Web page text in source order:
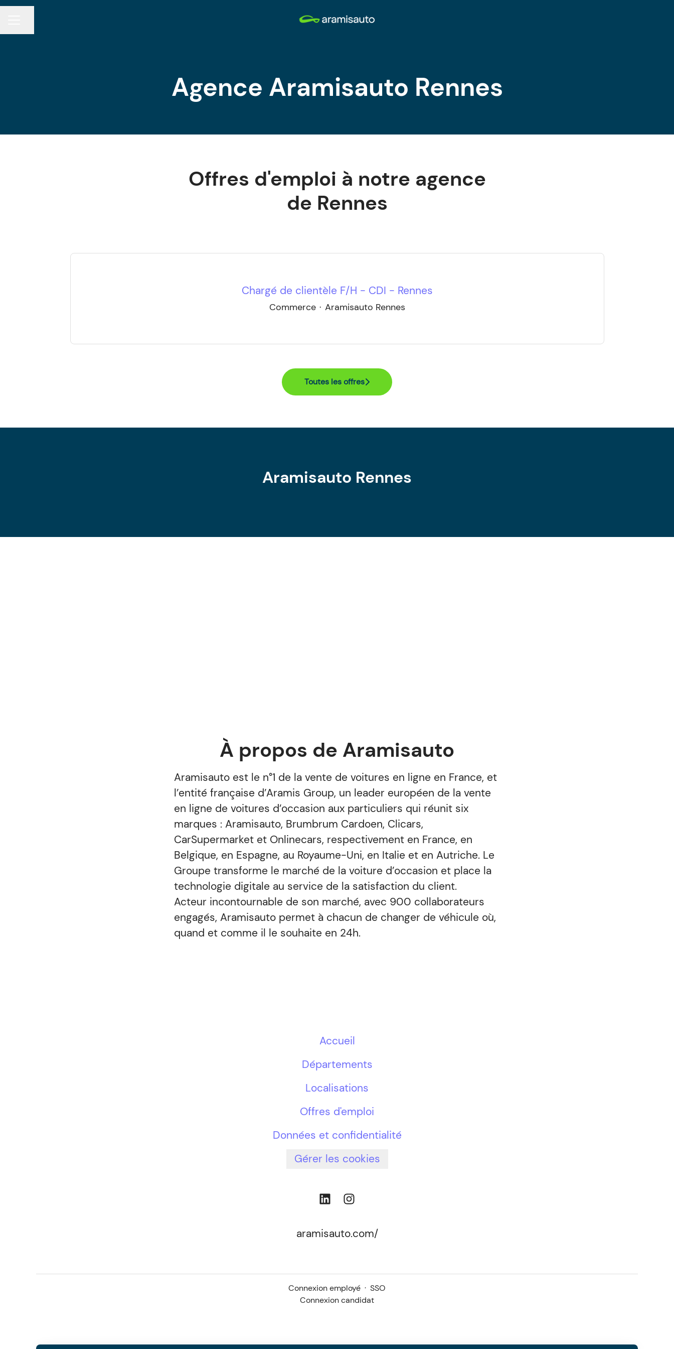
Agence Aramisauto Rennes
Offres d'emploi à notre agence
de Rennes
Chargé de clientèle F/H - CDI - Rennes
Commerce · Aramisauto Rennes
Toutes les offres
Aramisauto Rennes
À propos de Aramisauto
Aramisauto est le n°1 de la vente de voitures en ligne en France, et
l’entité française d’Aramis Group, un leader européen de la vente
en ligne de voitures d’occasion aux particuliers qui réunit six
marques : Aramisauto, Brumbrum Cardoen, Clicars,
CarSupermarket et Onlinecars, respectivement en France, en
Belgique, en Espagne, au Royaume-Uni, en Italie et en Autriche. Le
Groupe transforme le marché de la voiture d’occasion et place la
technologie digitale au service de la satisfaction du client.
Acteur incontournable de son marché, avec 900 collaborateurs
engagés, Aramisauto permet à chacun de changer de véhicule où,
quand et comme il le souhaite en 24h.
Accueil
Départements
Localisations
Offres d'emploi
Données et confidentialité
Gérer les cookies
aramisauto.com/
Connexion employé · SSO
Connexion candidat